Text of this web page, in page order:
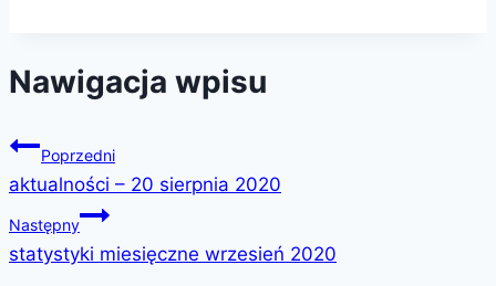
Nawigacja wpisu
Poprzedni
aktualności – 20 sierpnia 2020
Następny
statystyki miesięczne wrzesień 2020